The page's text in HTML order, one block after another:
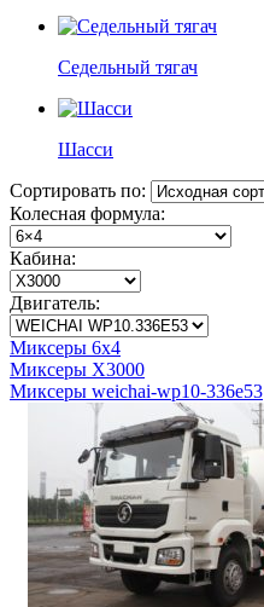
Седельный тягач
Шасси
Сортировать по:
Колесная формула:
Кабина:
Двигатель:
Миксеры 6x4
Миксеры X3000
Миксеры weichai-wp10-336e53